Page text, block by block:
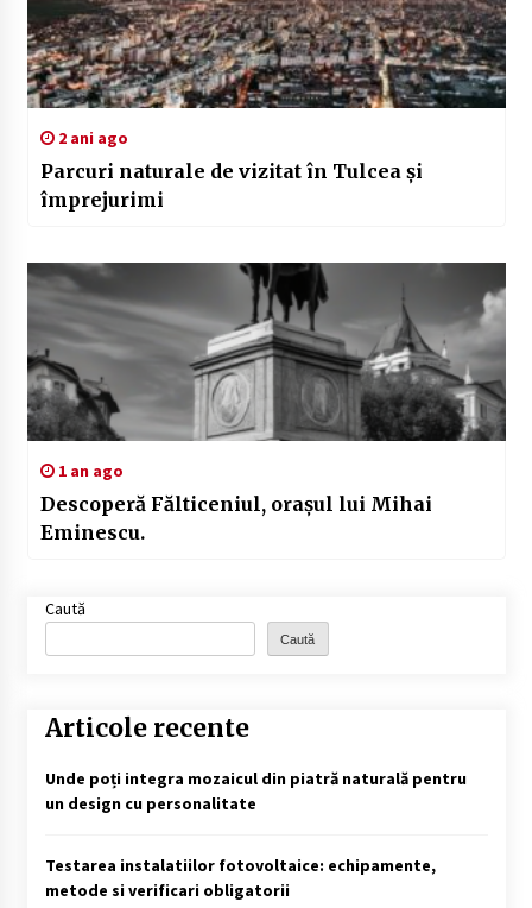
2 ani ago
Parcuri naturale de vizitat în Tulcea și
împrejurimi
1 an ago
Descoperă Fălticeniul, orașul lui Mihai
Eminescu.
Caută
Caută
Articole recente
Unde poți integra mozaicul din piatră naturală pentru
un design cu personalitate
Testarea instalatiilor fotovoltaice: echipamente,
metode si verificari obligatorii